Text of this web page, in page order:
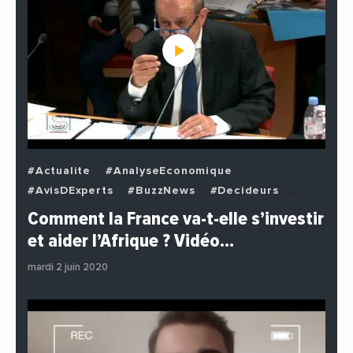
#Actualite
#AnalyseEconomique
#AvisDExperts
#BuzzNews
#Decideurs
#EchangesMediterraneens
#Economie
#Politique
Comment la France va-t-elle s’investir
et aider l’Afrique ? Vidéo…
mardi 2 juin 2020